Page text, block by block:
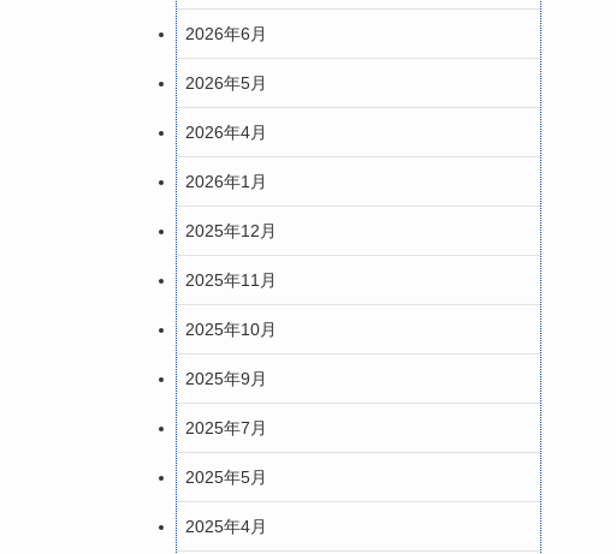
2026年6月
2026年5月
2026年4月
2026年1月
2025年12月
2025年11月
2025年10月
2025年9月
2025年7月
2025年5月
2025年4月